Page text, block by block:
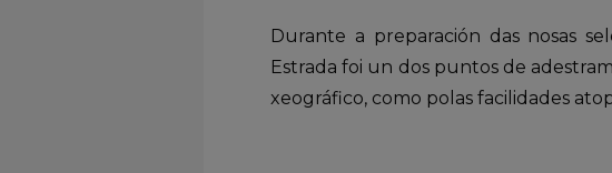
Durante a preparación das nosas
Estrada foi un dos puntos de
xeográfico, como polas facilidades